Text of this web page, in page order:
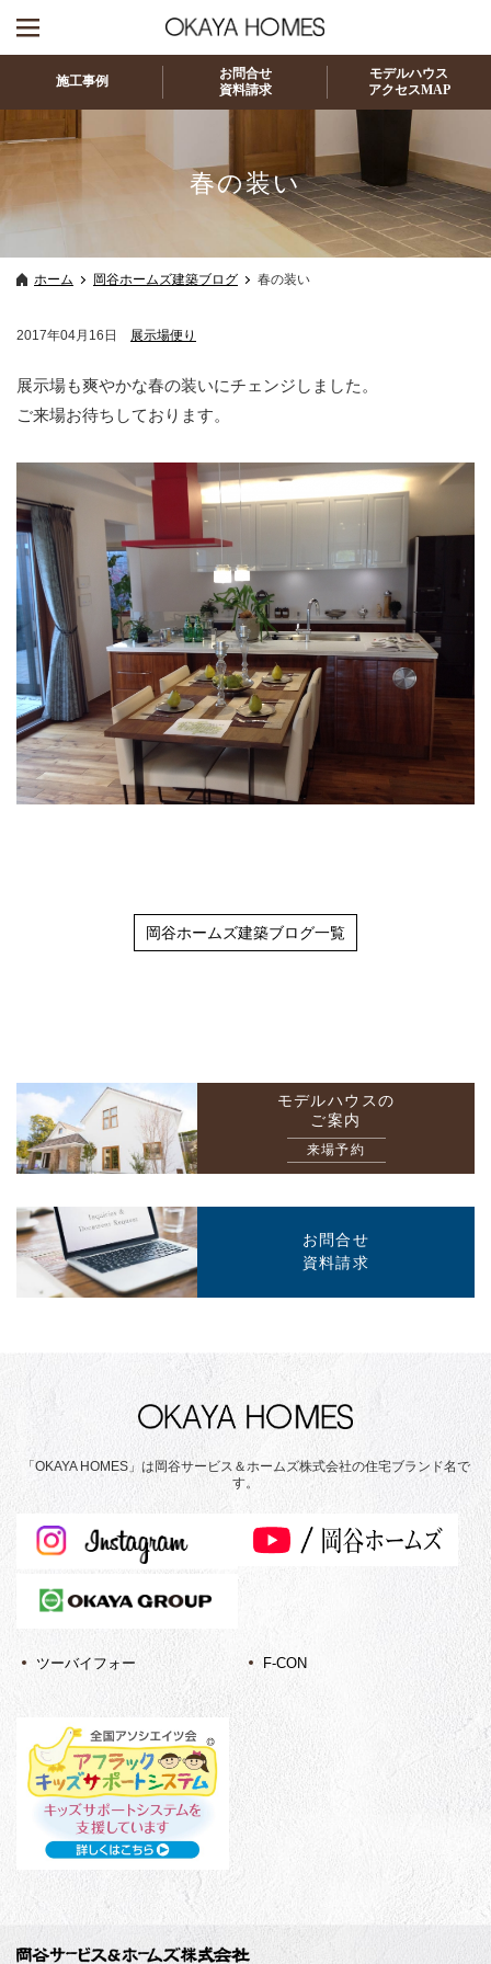
施工事例
お問合せ
資料請求
モデルハウス
アクセスMAP
春の装い
ホーム 岡谷ホームズ建築ブログ 春の装い
2017年04月16日 展示場便り
展示場も爽やかな春の装いにチェンジしました。
ご来場お待ちしております。
岡谷ホームズ建築ブログ一覧
モデルハウスの
ご案内
来場予約
お問合せ
資料請求
「OKAYA HOMES」は岡谷サービス＆ホームズ株式会社の住宅ブランド名で
す。
ツーバイフォー F-CON